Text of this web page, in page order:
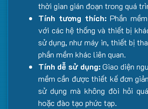
thời gian gián đoạn trong quá
Tính tương thích: Phần
với các hệ thống và thiết bị
sử dụng, như máy in, thiết bị
phần mềm khác liên quan.
Tính dễ sử dụng:Giao diện
mềm cần được thiết kế đơn
sử dụng mà không đòi hỏi
hoặc đào tạo phức tạp.